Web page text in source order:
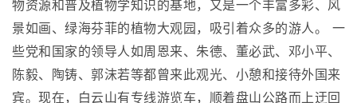
物资源和普及植物学知识的基地，又是一个丰富多彩、风
景如画、绿海芬菲的植物大观园，吸引着众多的游人。 一
些党和国家的领导人如周恩来、朱德、董必武、邓小平、
陈毅、陶铸、郭沫若等都曾来此观光、小憩和接待外国来
宾。现在，白云山有专线游览车，顺着盘山公路而上迂回